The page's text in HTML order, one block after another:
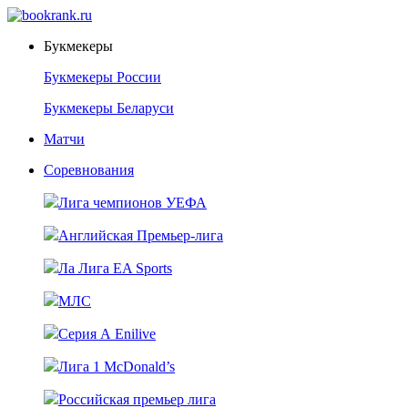
Букмекеры
Букмекеры России
Букмекеры Беларуси
Матчи
Соревнования
Лига чемпионов УЕФА
Английская Премьер-лига
Ла Лига EA Sports
МЛС
Серия А Enilive
Лига 1 McDonald’s
Российская премьер лига